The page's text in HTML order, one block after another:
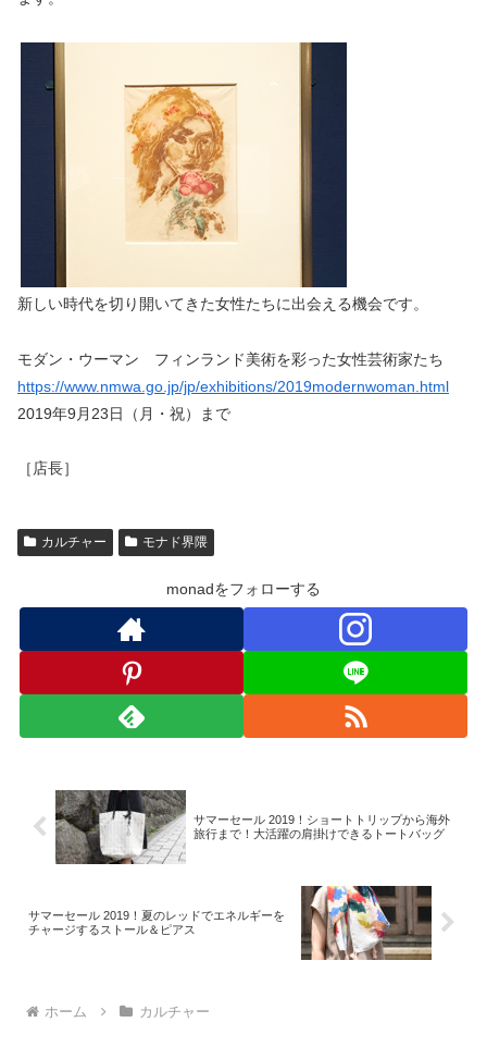
新しい時代を切り開いてきた女性たちに出会える機会です。
モダン・ウーマン フィンランド美術を彩った女性芸術家たち
https://www.nmwa.go.jp/jp/exhibitions/2019modernwoman.html
2019年9月23日（月・祝）まで
［店長］
カルチャー モナド界隈
monadをフォローする
サマーセール 2019！ショートトリップから海外
旅行まで！大活躍の肩掛けできるトートバッグ
サマーセール 2019！夏のレッドでエネルギーを
チャージするストール＆ピアス
ホーム カルチャー